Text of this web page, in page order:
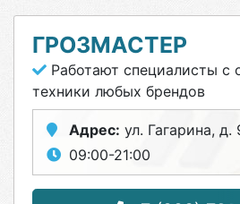
ГРОЗМАСТЕР
Работают специалисты с
техники любых брендов
Адрес: ул. Гагарина, д.
09:00-21:00